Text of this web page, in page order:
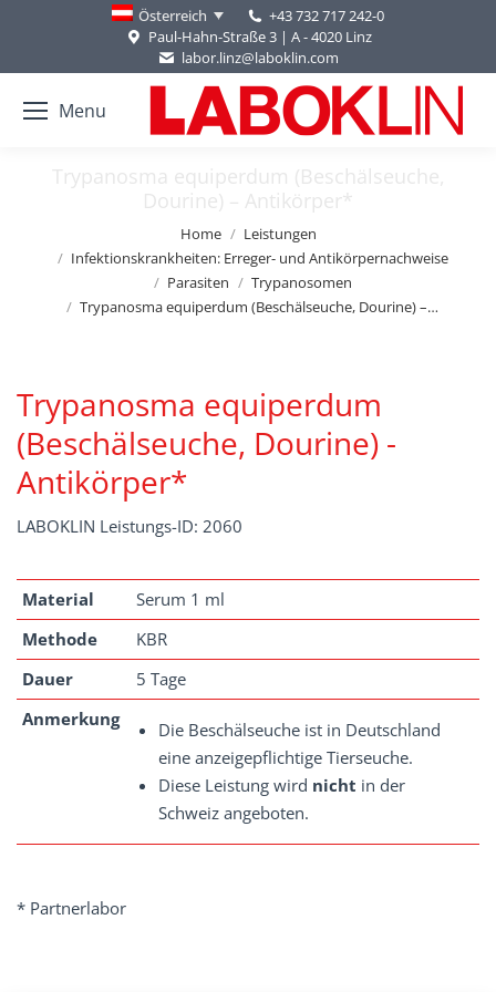
Österreich
+43 732 717 242-0
Paul-Hahn-Straße 3 | A - 4020 Linz
labor.linz@laboklin.com
Menu
Trypanosma equiperdum (Beschälseuche,
Dourine) – Antikörper*
Home
Leistungen
Infektionskrankheiten: Erreger- und Antikörpernachweise
Parasiten
Trypanosomen
Trypanosma equiperdum (Beschälseuche, Dourine) –…
Trypanosma equiperdum
(Beschälseuche, Dourine) -
Antikörper*
LABOKLIN Leistungs-ID: 2060
Material
Serum 1 ml
Methode
KBR
Dauer
5 Tage
Anmerkung
Die Beschälseuche ist in Deutschland
eine anzeigepflichtige Tierseuche.
Diese Leistung wird nicht in der
Schweiz angeboten.
* Partnerlabor